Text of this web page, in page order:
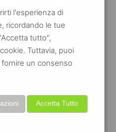
l'esperienza di
ricordando le tue
tutto",
Tuttavia, puoi
un consenso
Accetta Tutto